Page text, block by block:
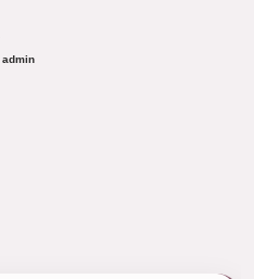
admin